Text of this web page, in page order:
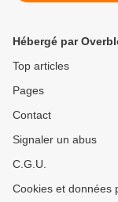
Hébergé par
Top articles
Pages
Contact
Signaler un abus
C.G.U.
Cookies et données